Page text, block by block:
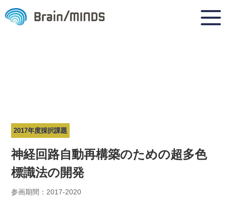
2017年度採択課題
神経回路自動再構築のための超多色
標識法の開発
参画期間：2017-2020